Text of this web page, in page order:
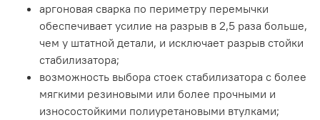
аргоновая сварка по периметру перемычки
обеспечивает усилие на разрыв в 2,5 раза больше,
чем у штатной детали, и исключает разрыв стойки
стабилизатора;
возможность выбора стоек стабилизатора с более
мягкими резиновыми или более прочными и
износостойкими полиуретановыми втулками;